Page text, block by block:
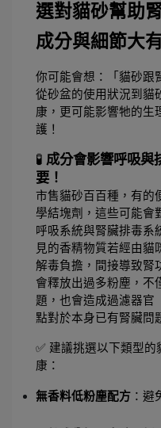
選對貓砂幫助
成分與細節大
你可能會想：「貓砂跟
從砂盆的使用狀況到貓
康，更可能影響牠的生
護！
🧪 成分會影響呼吸與
要！
市售貓砂百百種，有的
學結塊劑，這些可能會
呼吸系統與腎臟排毒系
見的香精物質若經由貓
解毒負擔，間接導致腎
會釋放出過多粉塵，不
題，也會造成過濾器官
點對於本身已有腎臟問
✅ 建議挑選以下類型
康：
無香料低粉塵配方 ：避